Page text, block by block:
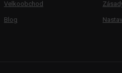
Velkoobchod
Blog